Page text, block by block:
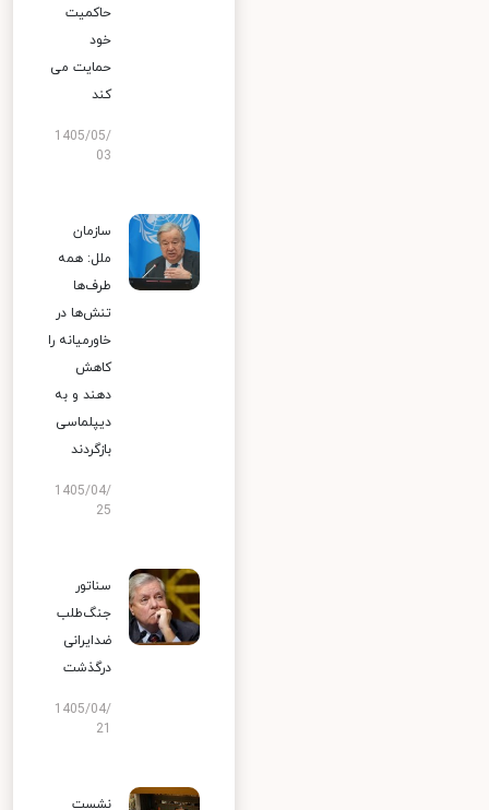
حاکمیت
خود
حمایت می
کند
1405/05/
03
سازمان
ملل: همه
طرف‌ها
تنش‌ها در
خاورمیانه را
کاهش
دهند و به
دیپلماسی
بازگردند
1405/04/
25
سناتور
جنگ‌طلب
ضدایرانی
درگذشت
1405/04/
نشست